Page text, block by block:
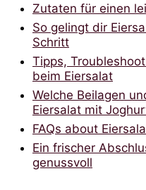
Zutaten für einen
So gelingt dir
Schritt
Tipps,
beim Eiersalat
Welche Beilagen
Eiersalat mit
FAQs about
Ein frischer
genussvoll